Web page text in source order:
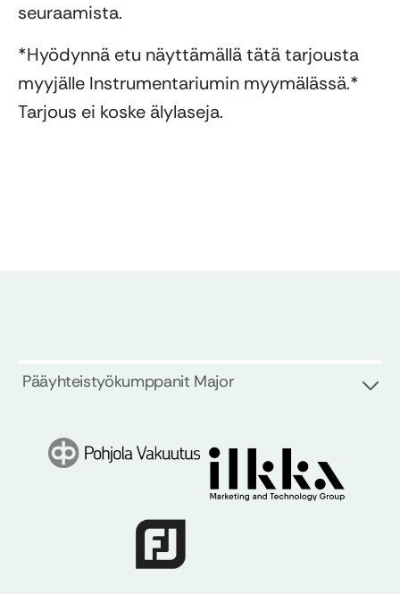
seuraamista.
*Hyödynnä etu näyttämällä tätä tarjousta
myyjälle Instrumentariumin myymälässä.*
Tarjous ei koske älylaseja.
Pääyhteistyökumppanit Major